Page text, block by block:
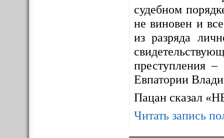
судебном
не виновен и
из разряда
преступления –
Евпатории
Пацан сказал
Читать запись